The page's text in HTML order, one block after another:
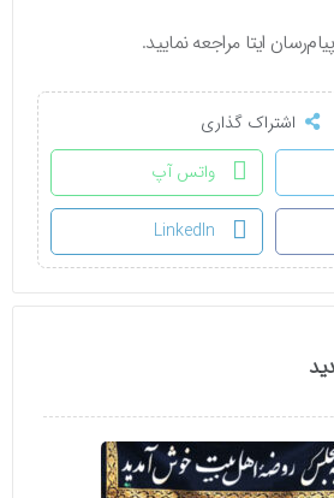
ایتا مراجعه نمایید.
اشتراک گذاری
واتس آپ
LinkedIn